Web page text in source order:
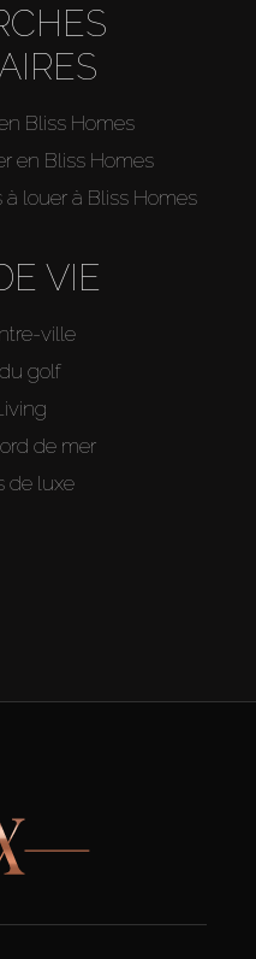
Bliss Homes
en Bliss Homes
louer à Bliss Homes
VIE
ville
golf
de mer
de luxe